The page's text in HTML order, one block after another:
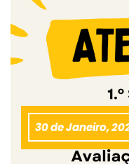
30 de Janeiro,